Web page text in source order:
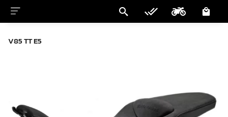
V85 TT E5